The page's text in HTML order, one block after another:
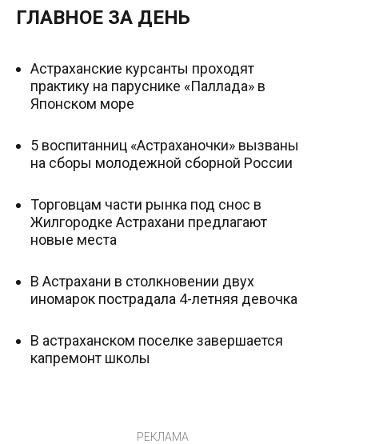
ГЛАВНОЕ ЗА ДЕНЬ
Астраханские курсанты проходят
практику на паруснике «Паллада» в
Японском море
5 воспитанниц «Астраханочки» вызваны
на сборы молодежной сборной России
Торговцам части рынка под снос в
Жилгородке Астрахани предлагают
новые места
В Астрахани в столкновении двух
иномарок пострадала 4-летняя девочка
В астраханском поселке завершается
капремонт школы
РЕКЛАМА